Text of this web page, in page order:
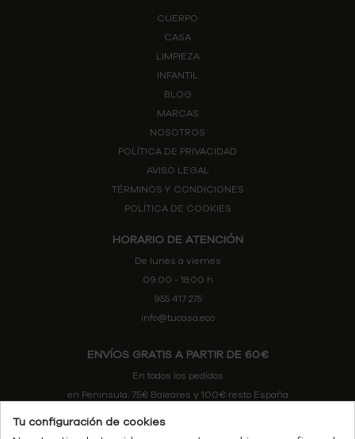
CUERPO
CASA
LIMPIEZA
INFANTIL
BLOG
MARCAS
NOSOTROS
POLÍTICA DE PRIVACIDAD
AVISO LEGAL
TÉRMINOS Y CONDICIONES
POLÍTICA DE COOKIES
HORARIO DE ATENCIÓN
De lunes a viernes
09:00 - 18:00 h
955 417 275
info@tucasa.eco
ENVÍOS GRATIS A PARTIR DE 60€
En todos los pedidos
en Península. 75€ Baleares y 100€ resto España
ENTREGA 3/4 DÍAS
Tu configuración de cookies